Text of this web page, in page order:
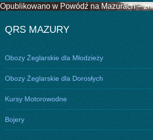
Nawigacja
Opublikowano w Powódź na Mazurach –
QRS MAZURY
Obozy Żeglarskie dla Młodzieży
Obozy Żeglarskie dla Dorosłych
Kursy Motorowodne
Bojery